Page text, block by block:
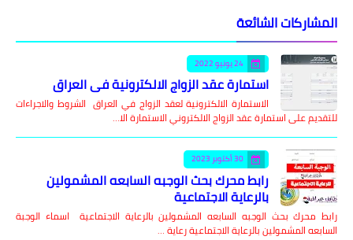
المشاركات الشائعة
24 يونيو 2022
استمارة عقد الزواج الالكترونية في العراق
الاستمارة الالكترونية لعقد الزواج في العراق الشروط والاجراءات
للتقديم على استمارة عقد الزواج الالكتروني الاستمارة الا…
30 أكتوبر 2023
رابط محرك بحث الوجبه السابعه المشمولين
بالرعاية الاجتماعية
رابط محرك بحث الوجبه السابعه المشمولين بالرعاية الاجتماعية اسماء الوجبة
السابعه المشمولين بالرعاية الاجتماعية رعاية …